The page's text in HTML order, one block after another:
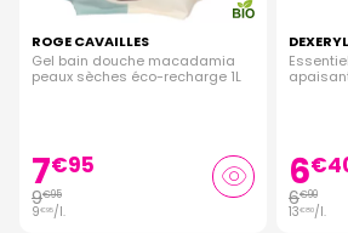
ROGE CAVAILLES
Gel bain douche macadamia
peaux sèches éco-recharge 1L
7€95
9€95
9€95/l.
DEXERYL
6€
6€90
13€80/l.